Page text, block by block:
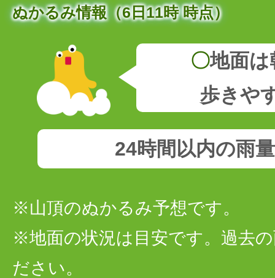
ぬかるみ情報（6日11時 時点）
〇地面
歩きや
24時間以内の雨
※山頂のぬかるみ予想です。
※地面の状況は目安です。過去
ださい。